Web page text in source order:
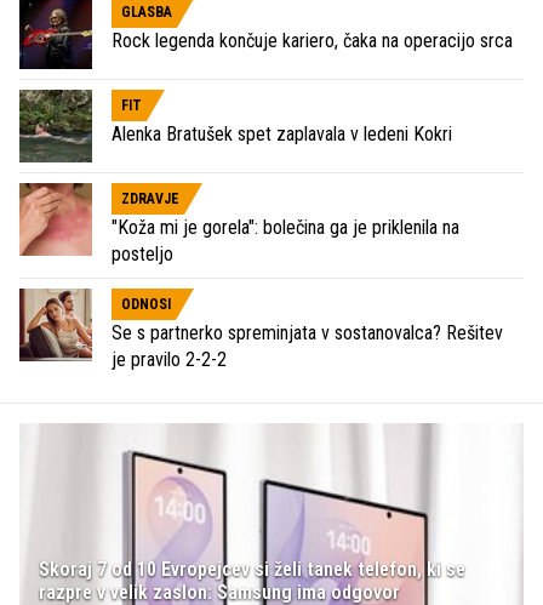
GLASBA
Rock legenda končuje kariero, čaka na operacijo srca
FIT
Alenka Bratušek spet zaplavala v ledeni Kokri
ZDRAVJE
"Koža mi je gorela": bolečina ga je priklenila na
posteljo
ODNOSI
Se s partnerko spreminjata v sostanovalca? Rešitev
je pravilo 2-2-2
Skoraj 7 od 10 Evropejcev si želi tanek telefon, ki se
razpre v velik zaslon: Samsung ima odgovor